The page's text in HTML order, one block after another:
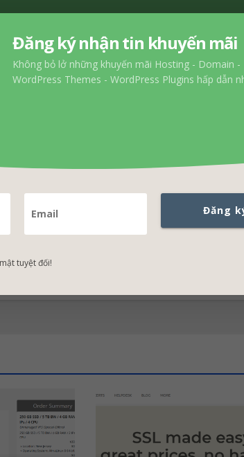
HostMantis giảm giá 75% tất cả
Đăng ký nhận tin khuyến mãi
Không bỏ lở những khuyến mãi Hosting - Domain -
WordPress Themes - WordPress Plugins hấp dẫn
Đăng
tuyệt đối!